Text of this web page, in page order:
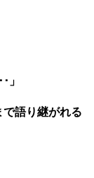
」
で語り継がれる